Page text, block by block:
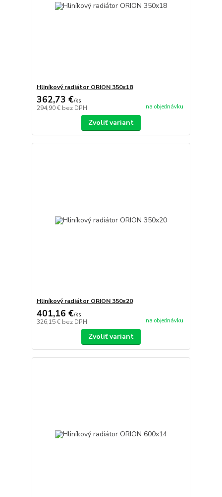
Hliníkový radiátor ORION 350x18
362,73 €/ks
294,90 € bez DPH na objednávku
Zvoliť variant
Hliníkový radiátor ORION 350x20
401,16 €/ks
326,15 € bez DPH na objednávku
Zvoliť variant